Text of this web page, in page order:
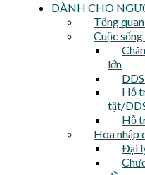
DÀNH CHO
Tổng
Cuộc
lớn
Hỗ
tật/
Hỗ
Hòa nhập
Đại